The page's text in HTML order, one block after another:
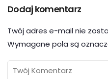
Dodaj komentarz
Twój adres e-mail nie
Wymagane pola są